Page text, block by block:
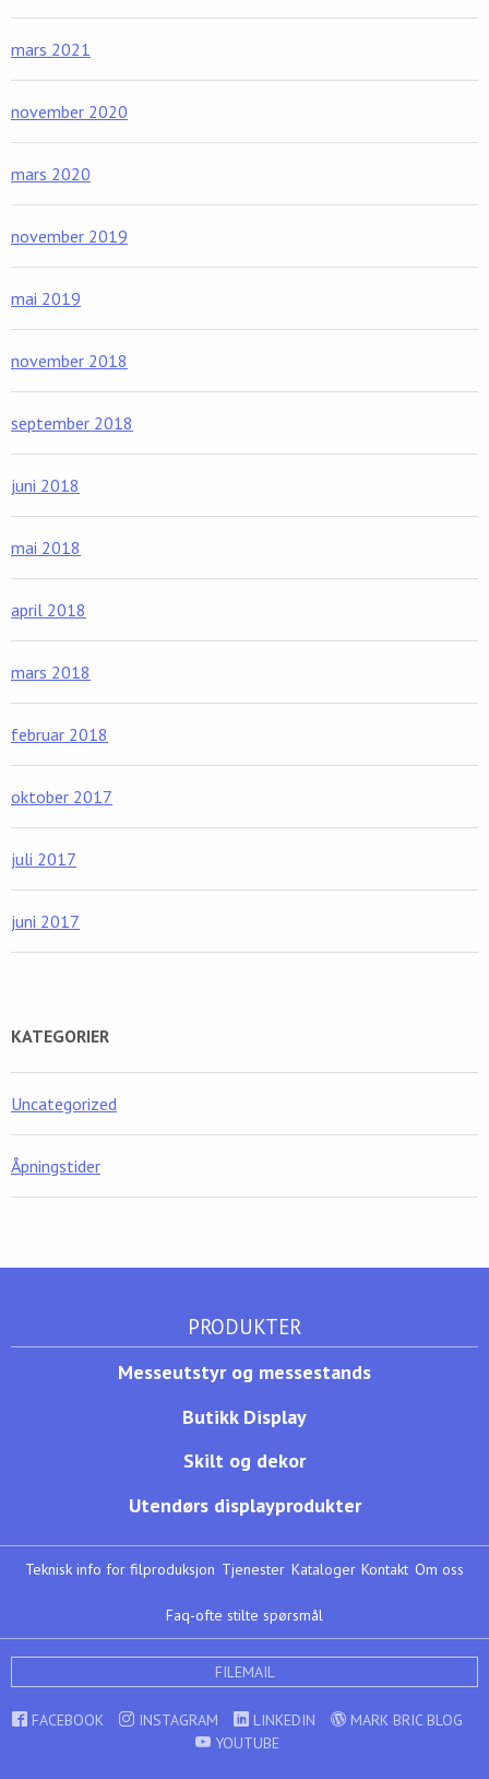
mars 2021
november 2020
mars 2020
november 2019
mai 2019
november 2018
september 2018
juni 2018
mai 2018
april 2018
mars 2018
februar 2018
oktober 2017
juli 2017
juni 2017
KATEGORIER
Uncategorized
Åpningstider
PRODUKTER
Messeutstyr og messestands
Butikk Display
Skilt og dekor
Utendørs displayprodukter
Teknisk info for filproduksjon Tjenester Kataloger Kontakt Om oss
Faq-ofte stilte spørsmål
FILEMAIL
FACEBOOK INSTAGRAM LINKEDIN
MARK BRIC BLOG
YOUTUBE